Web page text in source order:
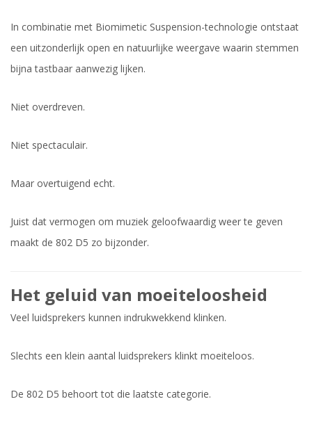
In combinatie met Biomimetic Suspension-technologie ontstaat
een uitzonderlijk open en natuurlijke weergave waarin stemmen
bijna tastbaar aanwezig lijken.
Niet overdreven.
Niet spectaculair.
Maar overtuigend echt.
Juist dat vermogen om muziek geloofwaardig weer te geven
maakt de 802 D5 zo bijzonder.
Het geluid van moeiteloosheid
Veel luidsprekers kunnen indrukwekkend klinken.
Slechts een klein aantal luidsprekers klinkt moeiteloos.
De 802 D5 behoort tot die laatste categorie.